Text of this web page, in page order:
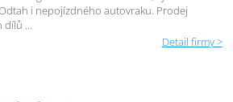
i nepojízdného autovraku. Prodej
dílů ...
Detail firmy >